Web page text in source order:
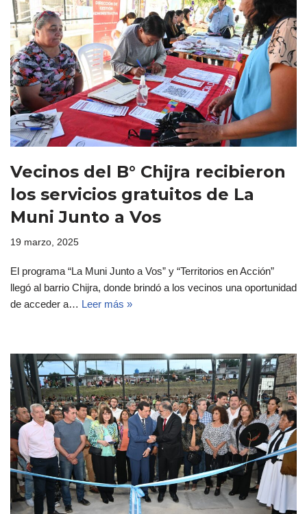
Vecinos del B° Chijra recibieron
los servicios gratuitos de La
Muni Junto a Vos
19 marzo, 2025
El programa “La Muni Junto a Vos” y “Territorios en Acción”
llegó al barrio Chijra, donde brindó a los vecinos una oportunidad
de acceder a… Leer más »